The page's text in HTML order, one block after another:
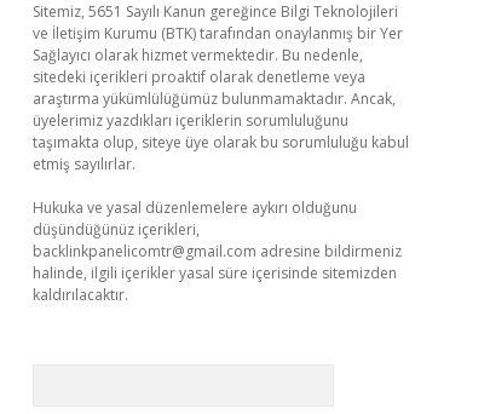
Sitemiz, 5651 Sayılı Kanun gereğince Bilgi Teknolojileri
ve İletişim Kurumu (BTK) tarafından onaylanmış bir Yer
Sağlayıcı olarak hizmet vermektedir. Bu nedenle,
sitedeki içerikleri proaktif olarak denetleme veya
araştırma yükümlülüğümüz bulunmamaktadır. Ancak,
üyelerimiz yazdıkları içeriklerin sorumluluğunu
taşımakta olup, siteye üye olarak bu sorumluluğu kabul
etmiş sayılırlar.
Hukuka ve yasal düzenlemelere aykırı olduğunu
düşündüğünüz içerikleri,
backlinkpanelicomtr@gmail.com adresine bildirmeniz
halinde, ilgili içerikler yasal süre içerisinde sitemizden
kaldırılacaktır.